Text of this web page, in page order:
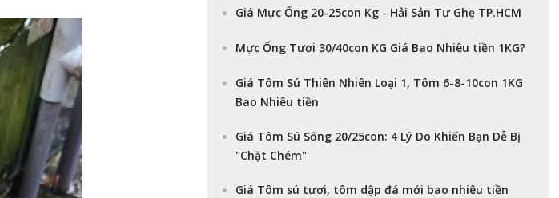
Giá Mực Ống 20-25con Kg - Hải Sản Tư Ghẹ TP.HCM
Mực Ống Tươi 30/40con KG Giá Bao Nhiêu tiền 1KG?
Giá Tôm Sú Thiên Nhiên Loại 1, Tôm 6-8-10con 1KG
Bao Nhiêu tiền
Giá Tôm Sú Sống 20/25con: 4 Lý Do Khiến Bạn Dễ Bị
"Chặt Chém"
Giá Tôm sú tươi, tôm dập đá mới bao nhiêu tiền